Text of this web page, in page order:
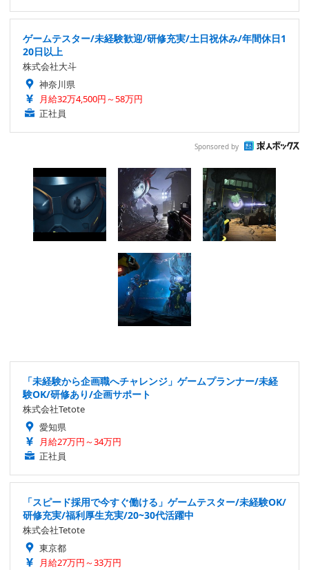
ゲームテスター/未経験歓迎/研修充実/土日祝休み/年間休日1
20日以上
株式会社大斗
神奈川県
月給32万4,500円～58万円
正社員
Sponsored by
「未経験から企画職へチャレンジ」ゲームプランナー/未経
験OK/研修あり/企画サポート
株式会社Tetote
愛知県
月給27万円～34万円
正社員
「スピード採用で今すぐ働ける」ゲームテスター/未経験OK/
研修充実/福利厚生充実/20~30代活躍中
株式会社Tetote
東京都
月給27万円～33万円